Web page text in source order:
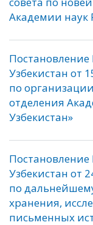
Академии наук
Узбекистан от
по
отделения
Узбекистан»
Узбекистан от
по
хранения,
письменных